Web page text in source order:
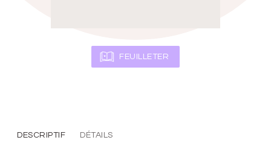
FEUILLETER
DESCRIPTIF DÉTAILS